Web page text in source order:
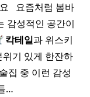
요즘처럼 봄바
감성적인 공간이
칵테일과 위스키
기 있게 한잔하
집 중 이런 감성
…